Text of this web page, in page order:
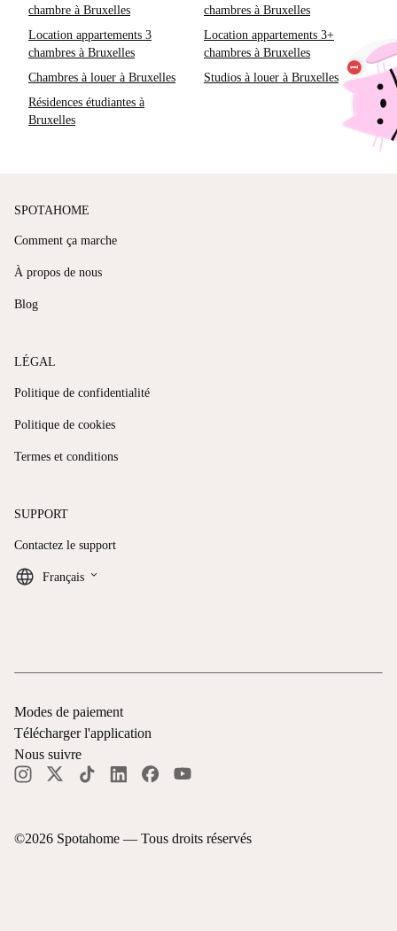
chambre à Bruxelles
chambres à Bruxelles
Location appartements 3
chambres à Bruxelles
Location appartements 3+
chambres à Bruxelles
Chambres à louer à Bruxelles
Studios à louer à Bruxelles
Résidences étudiantes à
Bruxelles
SPOTAHOME
Comment ça marche
À propos de nous
Blog
LÉGAL
Politique de confidentialité
Politique de cookies
Termes et conditions
SUPPORT
Contactez le support
Français keyboard_arrow_down
©2026 Spotahome — Tous droits réservés
Modes de paiement
Télécharger l'application
Nous suivre